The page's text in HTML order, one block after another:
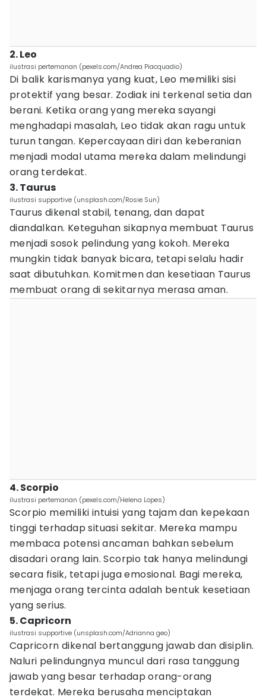
2. Leo
ilustrasi pertemanan (pexels.com/Andrea Piacquadio)
Di balik karismanya yang kuat, Leo memiliki sisi
protektif yang besar. Zodiak ini terkenal setia dan
berani. Ketika orang yang mereka sayangi
menghadapi masalah, Leo tidak akan ragu untuk
turun tangan. Kepercayaan diri dan keberanian
menjadi modal utama mereka dalam melindungi
orang terdekat.
3. Taurus
ilustrasi supportive (unsplash.com/Rosie Sun)
Taurus dikenal stabil, tenang, dan dapat
diandalkan. Keteguhan sikapnya membuat Taurus
menjadi sosok pelindung yang kokoh. Mereka
mungkin tidak banyak bicara, tetapi selalu hadir
saat dibutuhkan. Komitmen dan kesetiaan Taurus
membuat orang di sekitarnya merasa aman.
4. Scorpio
ilustrasi pertemanan (pexels.com/Helena Lopes)
Scorpio memiliki intuisi yang tajam dan kepekaan
tinggi terhadap situasi sekitar. Mereka mampu
membaca potensi ancaman bahkan sebelum
disadari orang lain. Scorpio tak hanya melindungi
secara fisik, tetapi juga emosional. Bagi mereka,
menjaga orang tercinta adalah bentuk kesetiaan
yang serius.
5. Capricorn
ilustrasi supportive (unsplash.com/Adrianna geo)
Capricorn dikenal bertanggung jawab dan disiplin.
Naluri pelindungnya muncul dari rasa tanggung
jawab yang besar terhadap orang-orang
terdekat. Mereka berusaha menciptakan